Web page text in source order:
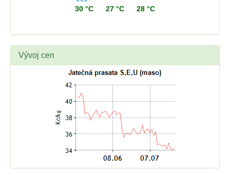
30 °C 27 °C 28 °C
Vývoj cen